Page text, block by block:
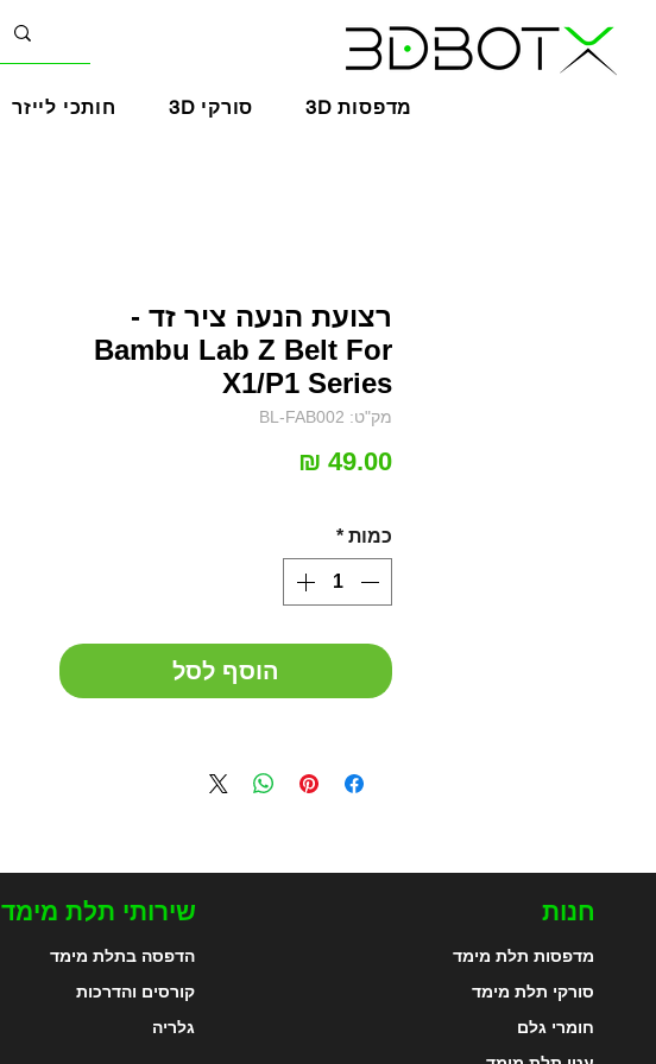
חותכי לייזר 3D סורקי 3D מדפסות
רצועת הנעה ציר זד -
Bambu Lab Z Belt For
X1/P1 Series
מק"ט: BL-FAB002
כמות *
הוסף לסל
שירותי תלת מימד
הדפסה בתלת מימד
קורסים והדרכות
גלריה
חנות
מדפסות תלת מימד
סורקי תלת מימד
חומרי גלם